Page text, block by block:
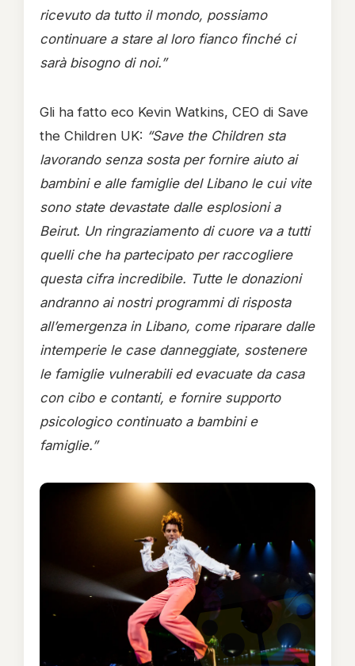
ricevuto da tutto il mondo, possiamo
continuare a stare al loro fianco finché ci
sarà bisogno di noi.”
Gli ha fatto eco Kevin Watkins, CEO di Save
the Children UK: “Save the Children sta
lavorando senza sosta per fornire aiuto ai
bambini e alle famiglie del Libano le cui vite
sono state devastate dalle esplosioni a
Beirut. Un ringraziamento di cuore va a tutti
quelli che ha partecipato per raccogliere
questa cifra incredibile. Tutte le donazioni
andranno ai nostri programmi di risposta
all’emergenza in Libano, come riparare dalle
intemperie le case danneggiate, sostenere
le famiglie vulnerabili ed evacuate da casa
con cibo e contanti, e fornire supporto
psicologico continuato a bambini e
famiglie.”